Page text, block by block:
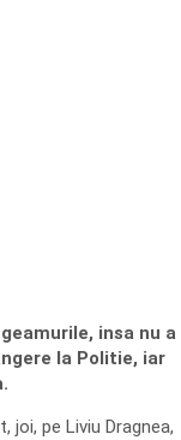
insa nu a
la Politie, iar
pe Liviu Dragnea,